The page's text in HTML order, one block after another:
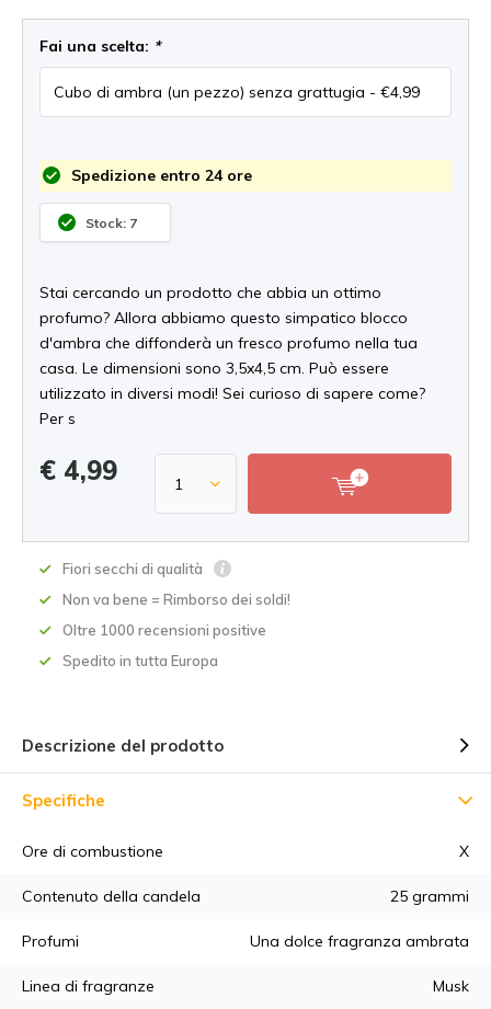
Fai una scelta: *
Spedizione entro 24 ore
Stock: 7
Stai cercando un prodotto che abbia un ottimo
profumo? Allora abbiamo questo simpatico blocco
d'ambra che diffonderà un fresco profumo nella tua
casa. Le dimensioni sono 3,5x4,5 cm. Può essere
utilizzato in diversi modi! Sei curioso di sapere come?
Per s
€ 4,99
Fiori secchi di qualità
Non va bene = Rimborso dei soldi!
Oltre 1000 recensioni positive
Spedito in tutta Europa
Descrizione del prodotto
Specifiche
Ore di combustione X
Contenuto della candela 25 grammi
Profumi Una dolce fragranza ambrata
Linea di fragranze Musk
Iscrivetevi alla nostra newsletter per essere sempre
aggiornati sui nostri ultimi prodotti e ottenere uno